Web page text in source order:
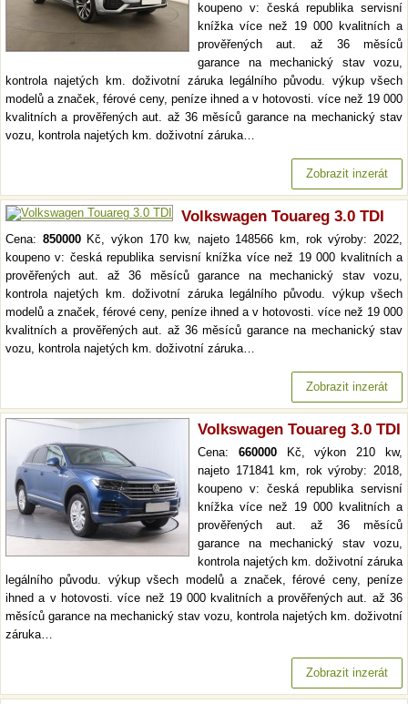
koupeno v: česká republika servisní
knížka více než 19 000 kvalitních a
prověřených aut. až 36 měsíců
garance na mechanický stav vozu,
kontrola najetých km. doživotní záruka legálního původu. výkup všech
modelů a značek, férové ceny, peníze ihned a v hotovosti. více než 19 000
kvalitních a prověřených aut. až 36 měsíců garance na mechanický stav
vozu, kontrola najetých km. doživotní záruka…
Zobrazit inzerát
Volkswagen Touareg 3.0 TDI
Cena: 850000Kč, výkon 170 kw, najeto 148566 km, rok výroby: 2022,
koupeno v: česká republika servisní knížka více než 19 000 kvalitních a
prověřených aut. až 36 měsíců garance na mechanický stav vozu,
kontrola najetých km. doživotní záruka legálního původu. výkup všech
modelů a značek, férové ceny, peníze ihned a v hotovosti. více než 19 000
kvalitních a prověřených aut. až 36 měsíců garance na mechanický stav
vozu, kontrola najetých km. doživotní záruka…
Zobrazit inzerát
Volkswagen Touareg 3.0 TDI
Cena: 660000Kč, výkon 210 kw,
najeto 171841 km, rok výroby: 2018,
koupeno v: česká republika servisní
knížka více než 19 000 kvalitních a
prověřených aut. až 36 měsíců
garance na mechanický stav vozu,
kontrola najetých km. doživotní záruka
legálního původu. výkup všech modelů a značek, férové ceny, peníze
ihned a v hotovosti. více než 19 000 kvalitních a prověřených aut. až 36
měsíců garance na mechanický stav vozu, kontrola najetých km. doživotní
záruka…
Zobrazit inzerát